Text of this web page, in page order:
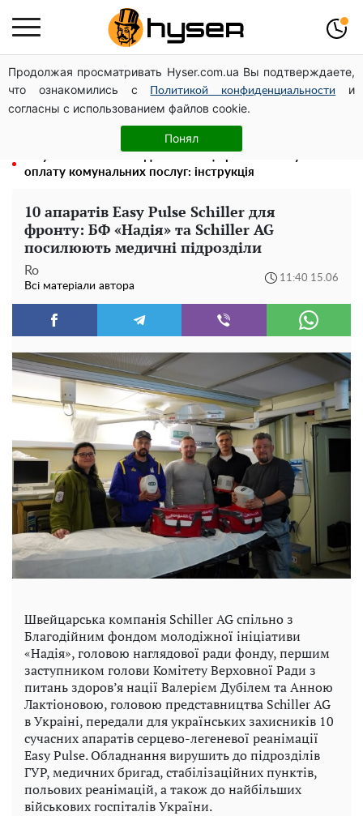
Продолжая просматривать Hyser.com.ua Вы подтверждаете,
что ознакомились с
Политикой конфиденциальности
и
согласны с использованием файлов cookie.
Понял
Посол ОБСЄ вдруге відвідав місце російського удару
по житловому будинку на Подолі
Олена Тополя злив відео – це далеко не все: фронтмен
"Антитіла" Тарас Тополя став наступним
оплату комунальних послуг: інструкція
10 апаратів Easy Pulse Schiller для
фронту: БФ «Надія» та Schiller AG
посилюють медичні підрозділи
Ro
Всі матеріали автора
11:40 15.06
Швейцарська компанія Schiller AG спільно з
Благодійним фондом молодіжної ініціативи
«Надія», головою наглядової ради фонду, першим
заступником голови Комітету Верховної Ради з
питань здоров’я нації Валерієм Дубілем та Анною
Лактіоновою, головою представництва Schiller AG
в Украіні, передали для українських захисників 10
сучасних апаратів серцево-легеневої реанімації
Easy Pulse. Обладнання вирушить до підрозділів
ГУР, медичних бригад, стабілізаційних пунктів,
польових реанімацій, а також до найбільших
військових госпіталів України.